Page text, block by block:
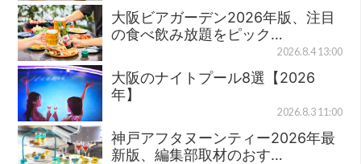
大阪ビアガーデン2026年版、注目
の食べ飲み放題をピック…
2026.8.4 13:00
大阪のナイトプール8選【2026
年】
2026.8.3 11:00
神戸アフタヌーンティー2026年最
新版、編集部取材のおす…